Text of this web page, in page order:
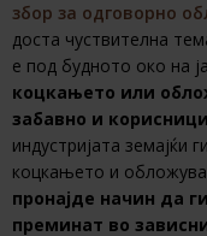
збор за одговорно
доста чуствителна
е под будното око на
коцкањето или
забавно и
индустријата земајќи
коцкањето и
пронајде начин да
преминат во